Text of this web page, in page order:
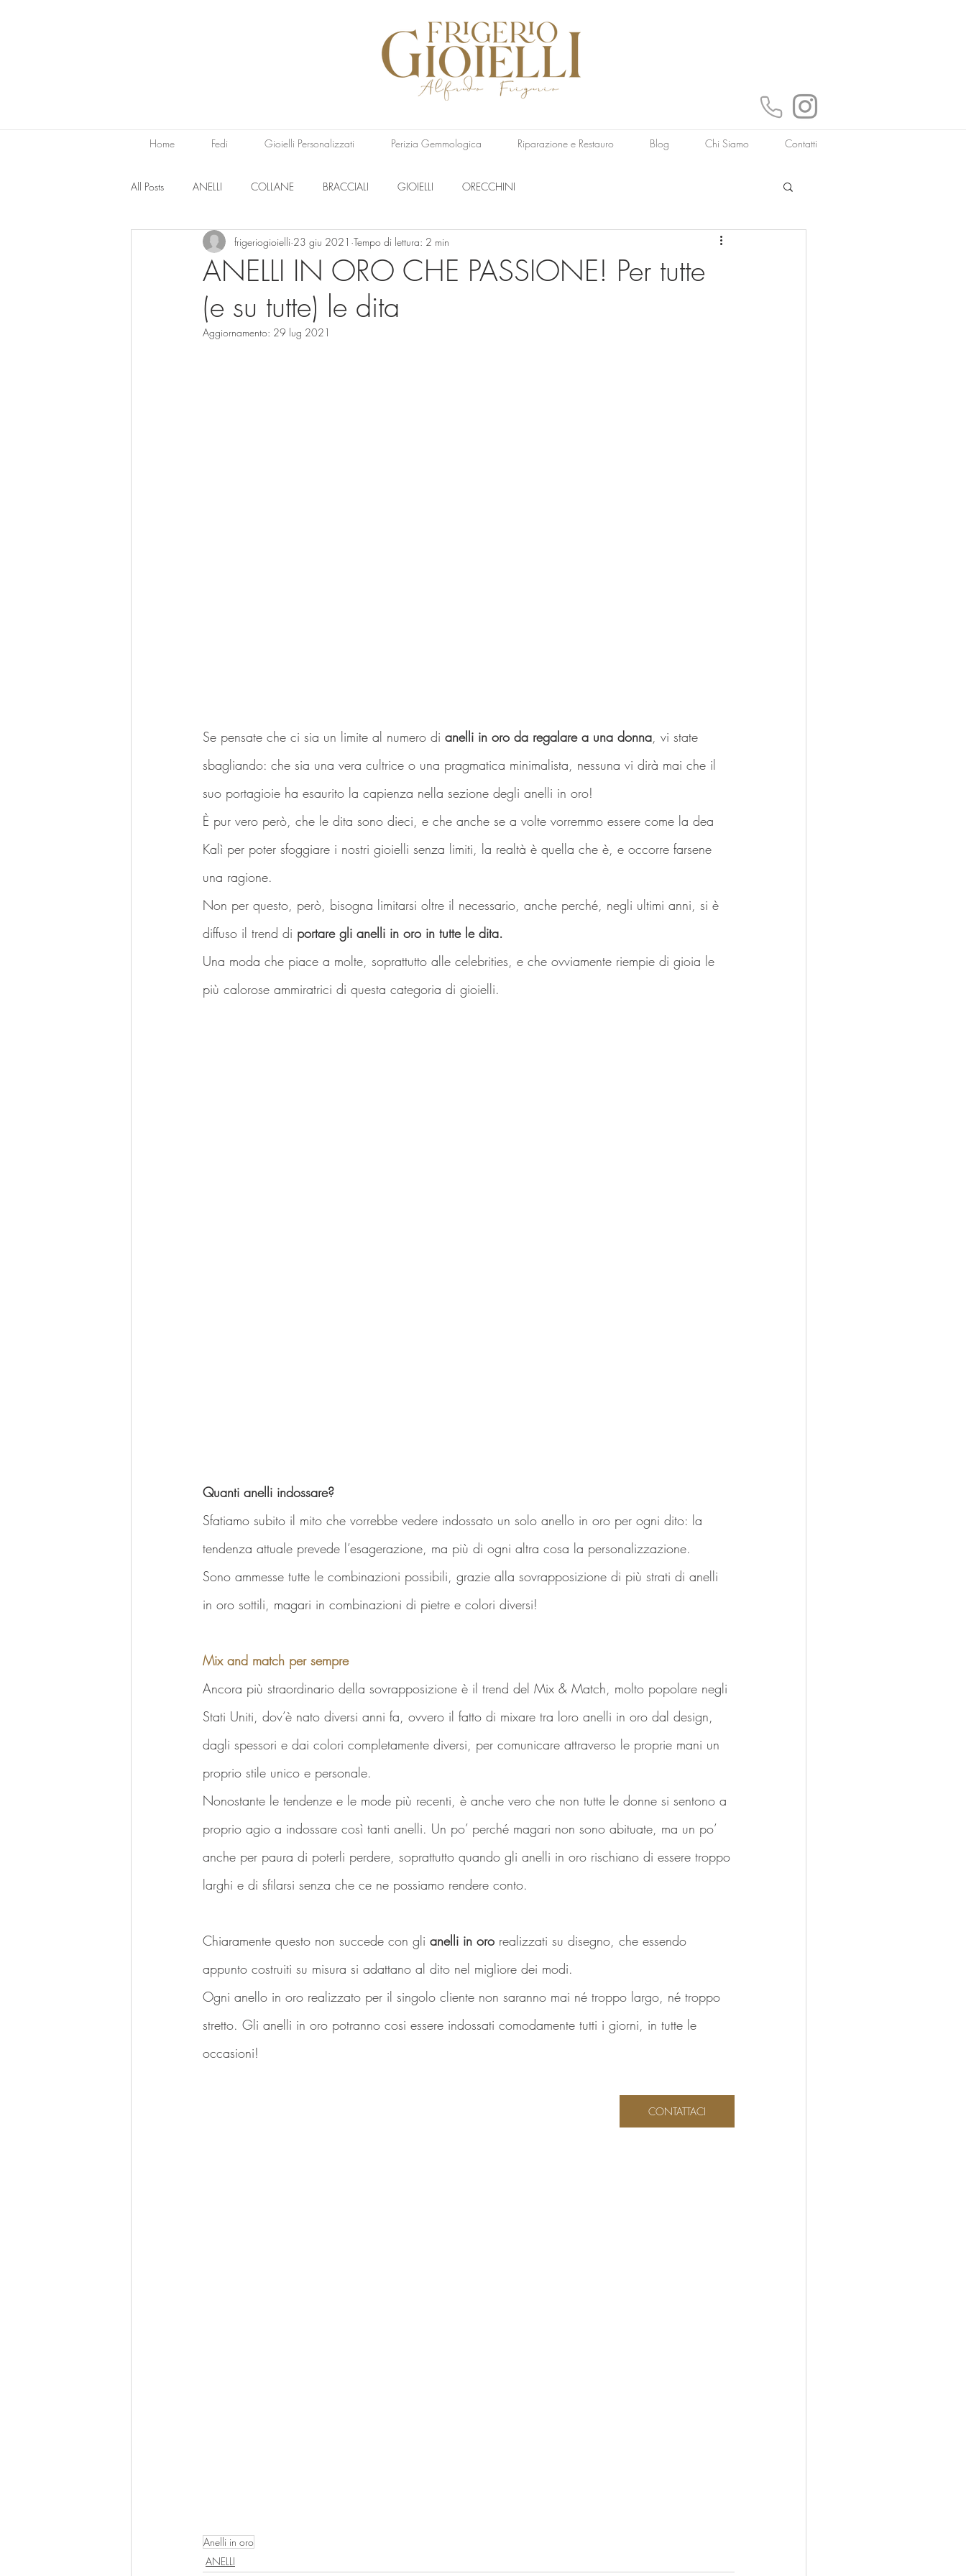
Home Fedi Gioielli Personalizzati Perizia Gemmologica Riparazione e Restauro Blog Chi Siamo Contatti
All Posts ANELLI COLLANE BRACCIALI GIOIELLI ORECCHINI
ANELLI IN ORO CHE PASSIONE! Per tutte
(e su tutte) le dita
frigeriogioielli 23 giu 2021 Tempo di lettura: 2 min
Aggiornamento: 29 lug 2021
Se pensate che ci sia un limite al numero di anelli in oro da regalare a una donna , vi state
sbagliando: che sia una vera cultrice o una pragmatica minimalista, nessuna vi dirà mai che il
suo portagioie ha esaurito la capienza nella sezione degli anelli in oro!
È pur vero però, che le dita sono dieci, e che anche se a volte vorremmo essere come la dea
Kalì per poter sfoggiare i nostri gioielli senza limiti, la realtà è quella che è, e occorre farsene
una ragione.
Non per questo, però, bisogna limitarsi oltre il necessario, anche perché, negli ultimi anni, si è
diffuso il trend di portare gli anelli in oro in tutte le dita.
Una moda che piace a molte, soprattutto alle celebrities, e che ovviamente riempie di gioia le
più calorose ammiratrici di questa categoria di gioielli.
Quanti anelli indossare?
Sfatiamo subito il mito che vorrebbe vedere indossato un solo anello in oro per ogni dito: la
tendenza attuale prevede l’esagerazione, ma più di ogni altra cosa la personalizzazione.
Sono ammesse tutte le combinazioni possibili, grazie alla sovrapposizione di più strati di anelli
in oro sottili, magari in combinazioni di pietre e colori diversi!
Mix and match per sempre
Ancora più straordinario della sovrapposizione è il trend del Mix & Match, molto popolare negli
Stati Uniti, dov’è nato diversi anni fa, ovvero il fatto di mixare tra loro anelli in oro dal design,
dagli spessori e dai colori completamente diversi, per comunicare attraverso le proprie mani un
proprio stile unico e personale.
Nonostante le tendenze e le mode più recenti, è anche vero che non tutte le donne si sentono a
proprio agio a indossare così tanti anelli. Un po’ perché magari non sono abituate, ma un po’
anche per paura di poterli perdere, soprattutto quando gli anelli in oro rischiano di essere troppo
larghi e di sfilarsi senza che ce ne possiamo rendere conto.
Chiaramente questo non succede con gli anelli in oro realizzati su disegno, che essendo
appunto costruiti su misura si adattano al dito nel migliore dei modi.
Ogni anello in oro realizzato per il singolo cliente non saranno mai né troppo largo, né troppo
stretto. Gli anelli in oro potranno cosi essere indossati comodamente tutti i giorni, in tutte le
occasioni!
CONTATTACI
Anelli in oro
ANELLI